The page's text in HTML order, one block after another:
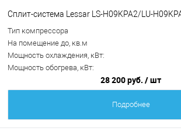
Сплит-система Lessar LS-H09KPA2/LU-
Тип компрессора
На помещение до, кв.м
Мощность охлаждения, кВт:
Мощность обогрева, кВт:
28 200 руб. / шт
Подробнее